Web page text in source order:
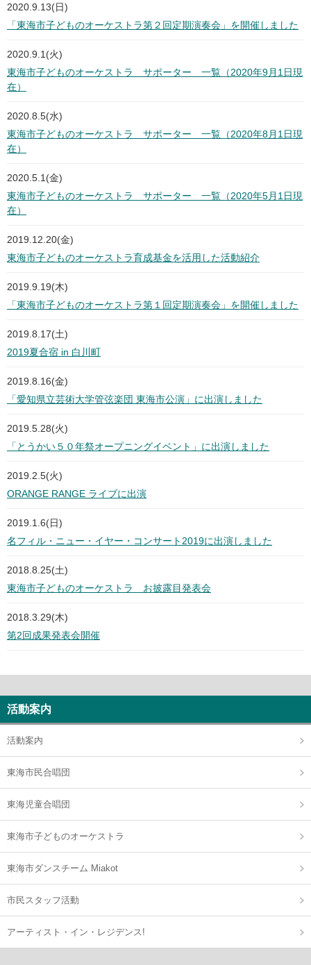
2020.9.13(日)
「東海市子どものオーケストラ第２回定期演奏会」を開催しました
2020.9.1(火)
東海市子どものオーケストラ サポーター 一覧（2020年9月1日現
在）
2020.8.5(水)
東海市子どものオーケストラ サポーター 一覧（2020年8月1日現
在）
2020.5.1(金)
東海市子どものオーケストラ サポーター 一覧（2020年5月1日現
在）
2019.12.20(金)
東海市子どものオーケストラ育成基金を活用した活動紹介
2019.9.19(木)
「東海市子どものオーケストラ第１回定期演奏会」を開催しました
2019.8.17(土)
2019夏合宿 in 白川町
2019.8.16(金)
「愛知県立芸術大学管弦楽団 東海市公演」に出演しました
2019.5.28(火)
「とうかい５０年祭オープニングイベント」に出演しました
2019.2.5(火)
ORANGE RANGE ライブに出演
2019.1.6(日)
名フィル・ニュー・イヤー・コンサート2019に出演しました
2018.8.25(土)
東海市子どものオーケストラ お披露目発表会
2018.3.29(木)
第2回成果発表会開催
活動案内
活動案内
東海市民合唱団
東海児童合唱団
東海市子どものオーケストラ
東海市ダンスチーム Miakot
市民スタッフ活動
アーティスト・イン・レジデンス!